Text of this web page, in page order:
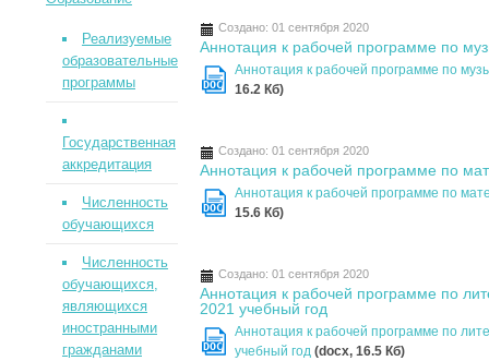
Создано: 01 сентября 2020
Аннотация к рабочей программе по
DOC
Аннотация к рабочей программе по
16.2 Кб)
Создано: 01 сентября 2020
Аннотация к рабочей программе по
DOC
Аннотация к рабочей программе по
15.6 Кб)
Создано: 01 сентября 2020
Аннотация к рабочей программе по
2021 учебный год
DOC
Аннотация к рабочей программе по
учебный год(docx, 16.5 Кб)
Реализуемые
образовательные
программы
Государственная
аккредитация
Численность
обучающихся
Численность
обучающихся,
являющихся
иностранными
гражданами